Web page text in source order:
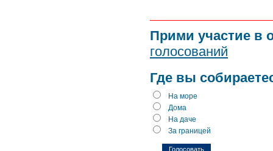
Прими участие в
голосований
Где вы
На море
Дома
На даче
За границей